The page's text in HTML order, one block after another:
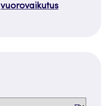
vuorovaikutus